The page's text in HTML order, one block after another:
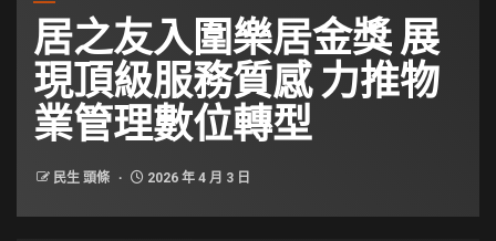
居之友入圍樂居金獎 展
現頂級服務質感 力推物
業管理數位轉型
民生 頭條 2026 年 4 月 3 日